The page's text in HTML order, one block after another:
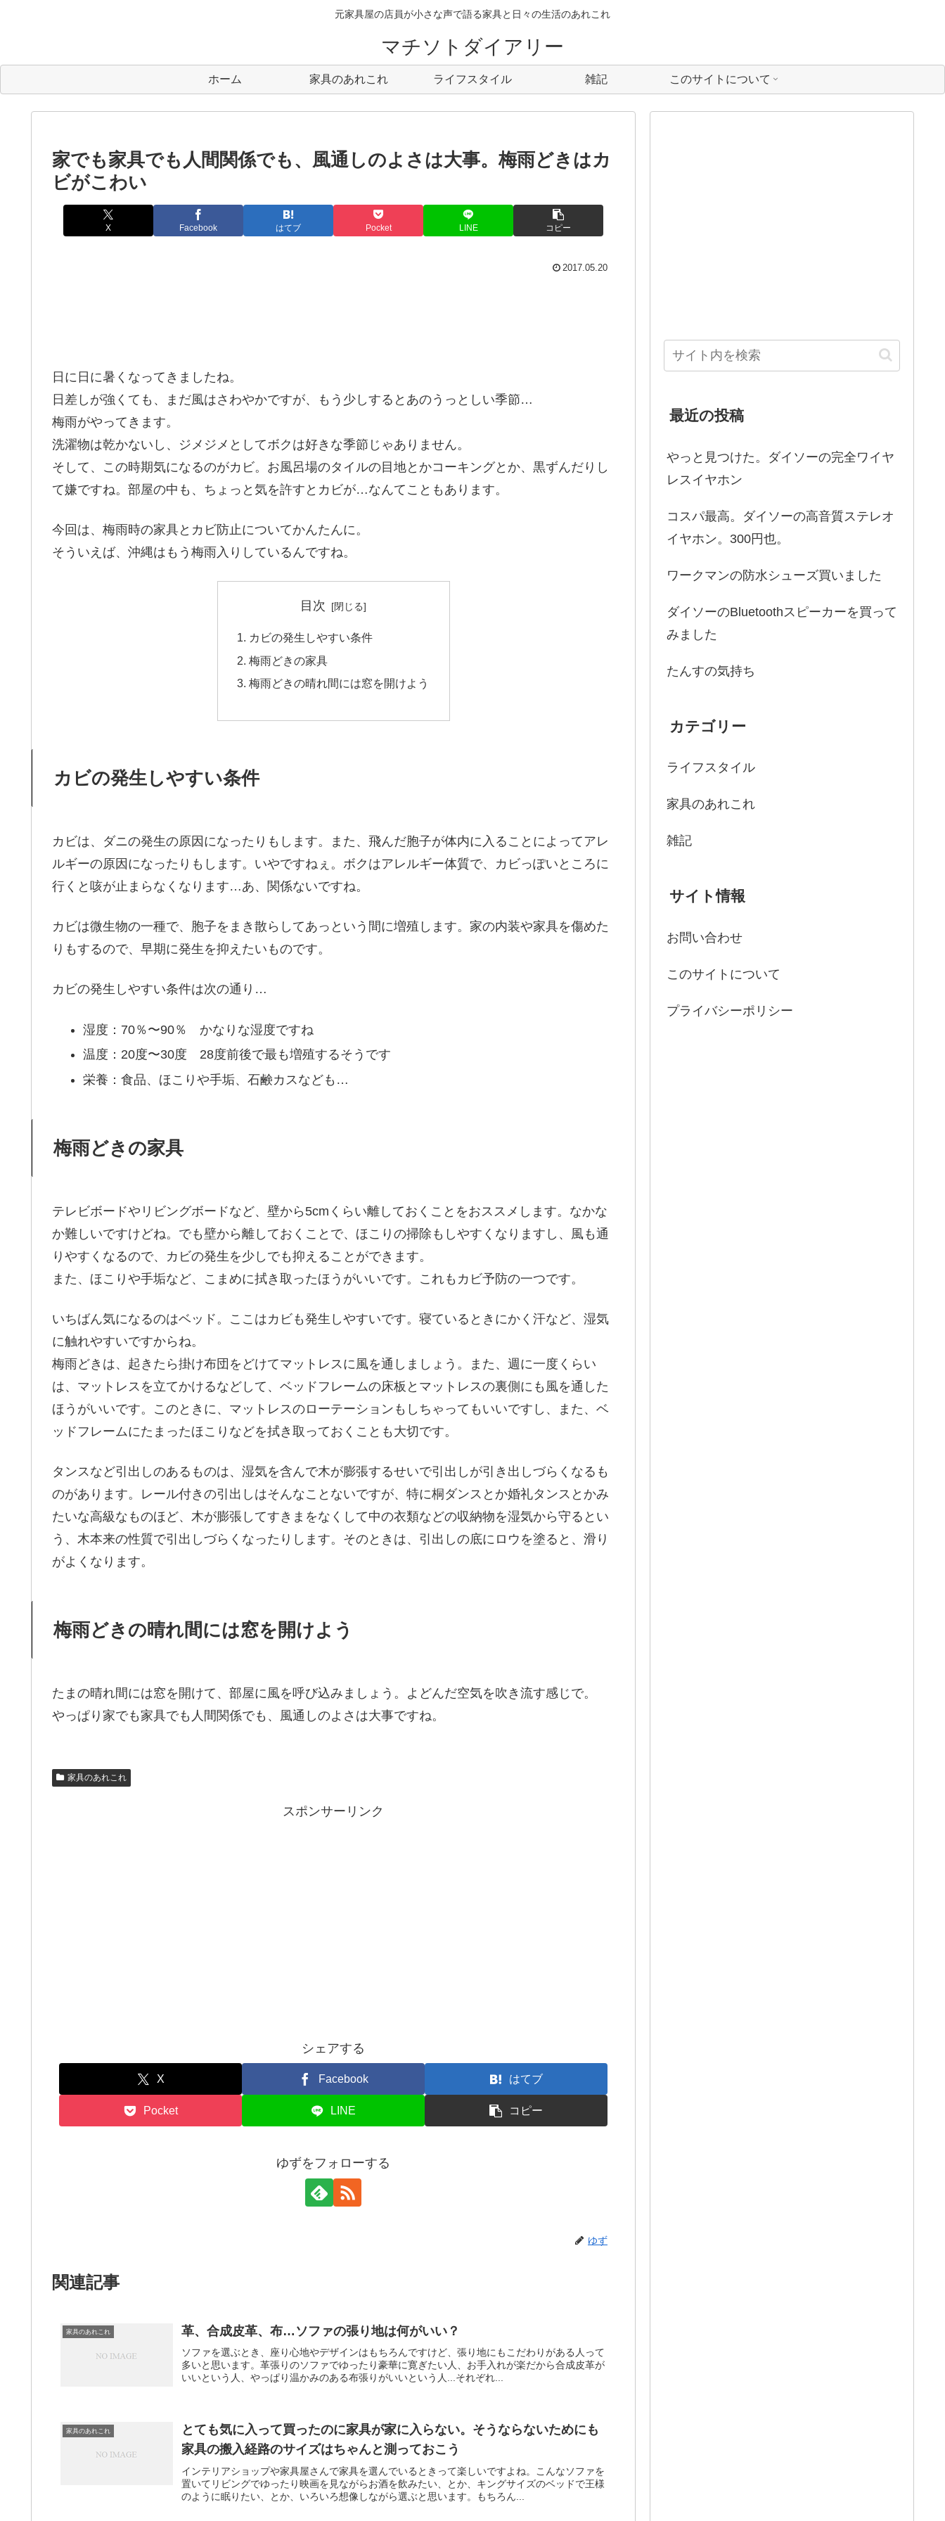
元家具屋の店員が小さな声で語る家具と日々の生活のあれこれ
マチソトダイアリー
ホーム 家具のあれこれ ライフスタイル 雑記 このサイトについて
家でも家具でも人間関係でも、風通しのよさは大事。梅雨どきはカ
ビがこわい
X Facebook はてブ Pocket LINE コピー
2017.05.20
日に日に暑くなってきましたね。
日差しが強くても、まだ風はさわやかですが、もう少しするとあのうっとしい季節…
梅雨がやってきます。
洗濯物は乾かないし、ジメジメとしてボクは好きな季節じゃありません。
そして、この時期気になるのがカビ。お風呂場のタイルの目地とかコーキングとか、黒ずんだりし
て嫌ですね。部屋の中も、ちょっと気を許すとカビが…なんてこともあります。
今回は、梅雨時の家具とカビ防止についてかんたんに。
そういえば、沖縄はもう梅雨入りしているんですね。
目次
カビの発生しやすい条件
梅雨どきの家具
梅雨どきの晴れ間には窓を開けよう
カビの発生しやすい条件
カビは、ダニの発生の原因になったりもします。また、飛んだ胞子が体内に入ることによってアレ
ルギーの原因になったりもします。いやですねぇ。ボクはアレルギー体質で、カビっぽいところに
行くと咳が止まらなくなります…あ、関係ないですね。
カビは微生物の一種で、胞子をまき散らしてあっという間に増殖します。家の内装や家具を傷めた
りもするので、早期に発生を抑えたいものです。
カビの発生しやすい条件は次の通り…
湿度：70％〜90％ かなりな湿度ですね
温度：20度〜30度 28度前後で最も増殖するそうです
栄養：食品、ほこりや手垢、石鹸カスなども…
梅雨どきの家具
テレビボードやリビングボードなど、壁から5cmくらい離しておくことをおススメします。なかな
か難しいですけどね。でも壁から離しておくことで、ほこりの掃除もしやすくなりますし、風も通
りやすくなるので、カビの発生を少しでも抑えることができます。
また、ほこりや手垢など、こまめに拭き取ったほうがいいです。これもカビ予防の一つです。
いちばん気になるのはベッド。ここはカビも発生しやすいです。寝ているときにかく汗など、湿気
に触れやすいですからね。
梅雨どきは、起きたら掛け布団をどけてマットレスに風を通しましょう。また、週に一度くらい
は、マットレスを立てかけるなどして、ベッドフレームの床板とマットレスの裏側にも風を通した
ほうがいいです。このときに、マットレスのローテーションもしちゃってもいいですし、また、ベ
ッドフレームにたまったほこりなどを拭き取っておくことも大切です。
タンスなど引出しのあるものは、湿気を含んで木が膨張するせいで引出しが引き出しづらくなるも
のがあります。レール付きの引出しはそんなことないですが、特に桐ダンスとか婚礼タンスとかみ
たいな高級なものほど、木が膨張してすきまをなくして中の衣類などの収納物を湿気から守るとい
う、木本来の性質で引出しづらくなったりします。そのときは、引出しの底にロウを塗ると、滑り
がよくなります。
梅雨どきの晴れ間には窓を開けよう
たまの晴れ間には窓を開けて、部屋に風を呼び込みましょう。よどんだ空気を吹き流す感じで。
やっぱり家でも家具でも人間関係でも、風通しのよさは大事ですね。
家具のあれこれ
スポンサーリンク
シェアする
X Facebook はてブ
Pocket LINE コピー
ゆずをフォローする
ゆず
関連記事
家具のあれこれ 革、合成皮革、布…ソファの張り地は何がいい？
ソファを選ぶとき、座り心地やデザインはもちろんですけど、張り地にもこだわりがある人って
多いと思います。革張りのソファでゆったり豪華に寛ぎたい人、お手入れが楽だから合成皮革が
いいという人、やっぱり温かみのある布張りがいいという人...それぞれ...
家具のあれこれ
とても気に入って買ったのに家具が家に入らない。そうならないためにも
家具の搬入経路のサイズはちゃんと測っておこう
インテリアショップや家具屋さんで家具を選んでいるときって楽しいですよね。こんなソファを
置いてリビングでゆったり映画を見ながらお酒を飲みたい、とか、キングサイズのベッドで王様
のように眠りたい、とか、いろいろ想像しながら選ぶと思います。もちろん...
最近の投稿
やっと見つけた。ダイソーの完全ワイヤ
レスイヤホン
コスパ最高。ダイソーの高音質ステレオ
イヤホン。300円也。
ワークマンの防水シューズ買いました
ダイソーのBluetoothスピーカーを買って
みました
たんすの気持ち
カテゴリー
ライフスタイル
家具のあれこれ
雑記
サイト情報
お問い合わせ
このサイトについて
プライバシーポリシー